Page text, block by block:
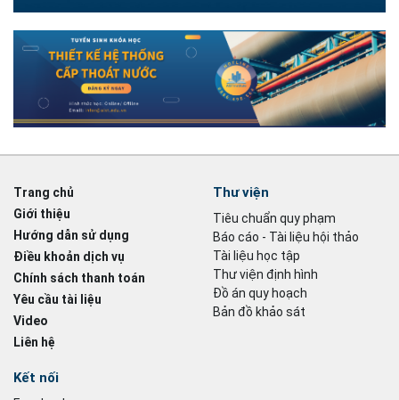
Trang chủ
Giới thiệu
Hướng dẫn sử dụng
Điều khoản dịch vụ
Chính sách thanh toán
Yêu cầu tài liệu
Video
Liên hệ
Thư viện
Tiêu chuẩn quy phạm
Báo cáo - Tài liệu hội thảo
Tài liệu học tập
Thư viện định hình
Đồ án quy hoạch
Bản đồ khảo sát
Kết nối